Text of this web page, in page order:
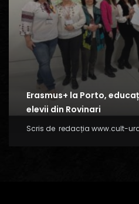
Erasmus+ la Porto,
elevii din Rovinari
Scris de redacția www.cult-